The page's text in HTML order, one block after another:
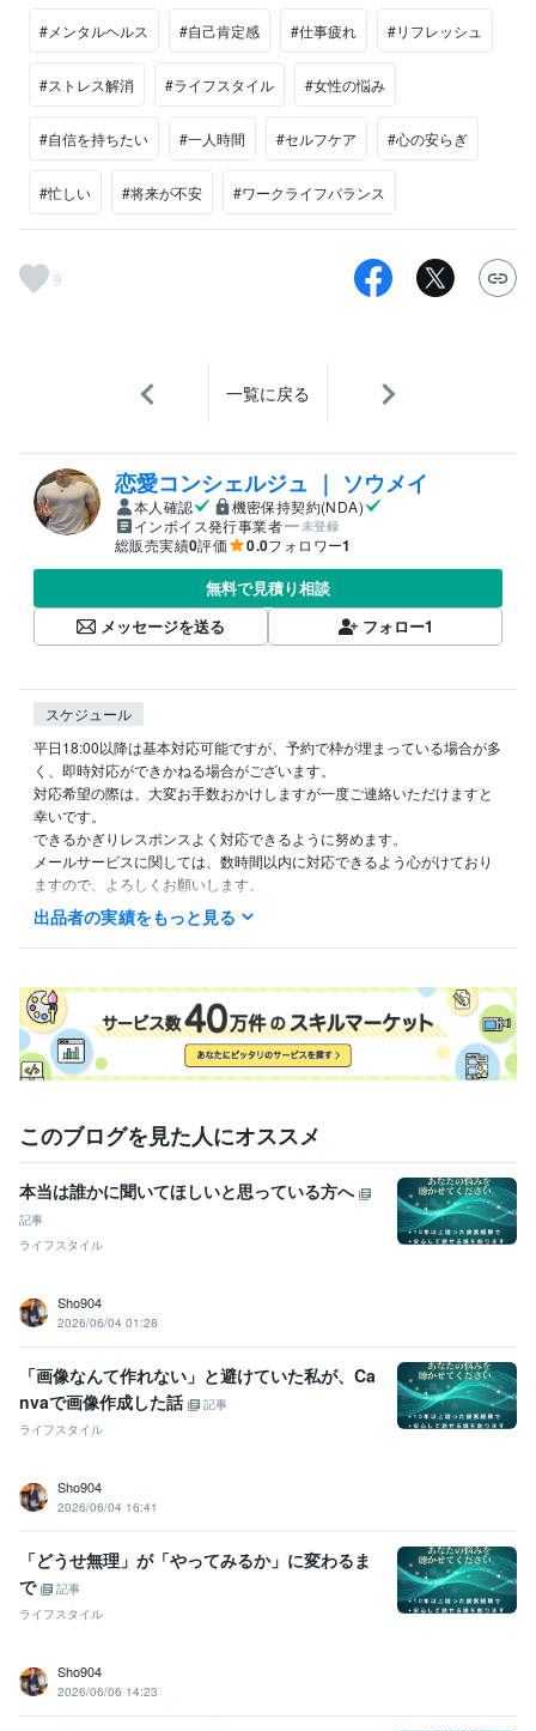
#メンタルヘルス #自己肯定感 #仕事疲れ #リフレッシュ
#ストレス解消 #ライフスタイル #女性の悩み
#自信を持ちたい #一人時間 #セルフケア #心の安らぎ
#忙しい #将来が不安 #ワークライフバランス
9
一覧に戻る
恋愛コンシェルジュ ｜ ソウメイ
本人確認
機密保持契約(NDA)
インボイス発行事業者
未登録
総販売実績0評価 0.0フォロワー1
無料で見積り相談
メッセージを送る
フォロー1
スケジュール
平日18:00以降は基本対応可能ですが、予約で枠が埋まっている場合が多
く、即時対応ができかねる場合がございます。
対応希望の際は、大変お手数おかけしますが一度ご連絡いただけますと
幸いです。
できるかぎりレスポンスよく対応できるように努めます。
メールサービスに関しては、数時間以内に対応できるよう心がけており
ますので、よろしくお願いします。
経験職種
資格・検定
メンタル心理カウンセラー 取得年 : 2022年
上級心理カウンセラー 取得年 : 2022年
出品者の実績をもっと見る
このブログを見た人にオススメ
本当は誰かに聞いてほしいと思っている方へ
記事
ライフスタイル
Sho904
2026/06/04 01:28
「画像なんて作れない」と避けていた私が、Ca
nvaで画像作成した話
記事
ライフスタイル
Sho904
2026/06/04 16:41
「どうせ無理」が「やってみるか」に変わるま
で
記事
ライフスタイル
Sho904
2026/06/06 14:23